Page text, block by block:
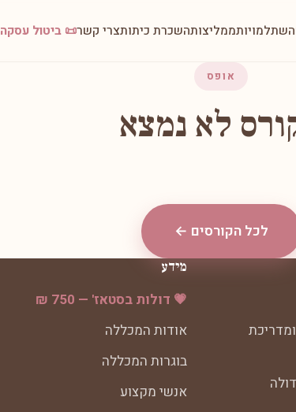
השתלמויותממליצותהשכרת כיתותצרי קשר📜 ביטול עסקה
אופס
לא נמצא
לכל הקורסים ←
מידע
💗 דולות בסטאז' — 750 ₪
אודות המכללה
בוגרות המכללה
אנשי מקצוע